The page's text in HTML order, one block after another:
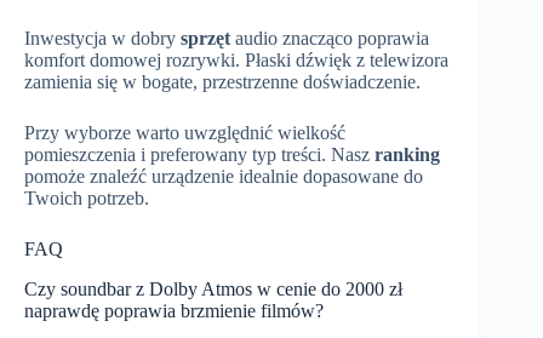
Inwestycja w dobry sprzęt audio znacząco poprawia
komfort domowej rozrywki. Płaski dźwięk z telewizora
zamienia się w bogate, przestrzenne doświadczenie.
Przy wyborze warto uwzględnić wielkość
pomieszczenia i preferowany typ treści. Nasz ranking
pomoże znaleźć urządzenie idealnie dopasowane do
Twoich potrzeb.
FAQ
Czy soundbar z Dolby Atmos w cenie do 2000 zł
naprawdę poprawia brzmienie filmów?